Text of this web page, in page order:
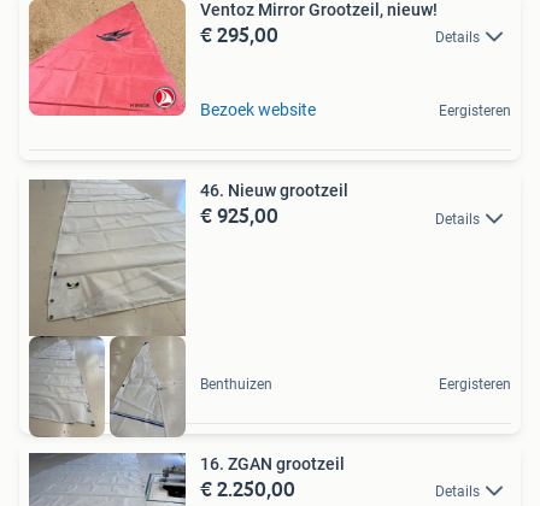
Ventoz Mirror Grootzeil, nieuw!
€ 295,00 Details
Bezoek website Eergisteren
46. Nieuw grootzeil
€ 925,00 Details
Benthuizen Eergisteren
16. ZGAN grootzeil
€ 2.250,00 Details